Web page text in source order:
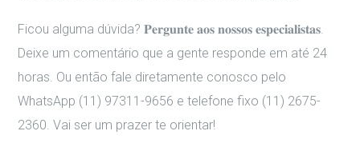
Ficou alguma dúvida? 𝐏𝐞𝐫𝐠𝐮𝐧𝐭𝐞 𝐚𝐨𝐬 𝐧𝐨𝐬𝐬𝐨𝐬 𝐞𝐬𝐩𝐞𝐜𝐢𝐚𝐥𝐢𝐬𝐭𝐚𝐬.
Deixe um comentário que a gente responde em até 24
horas. Ou então fale diretamente conosco pelo
WhatsApp (11) 97311-9656 e telefone fixo (11) 2675-
2360. Vai ser um prazer te orientar!